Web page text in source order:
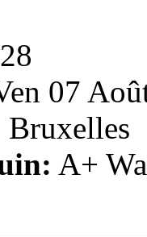
07
Bruxelles
A+